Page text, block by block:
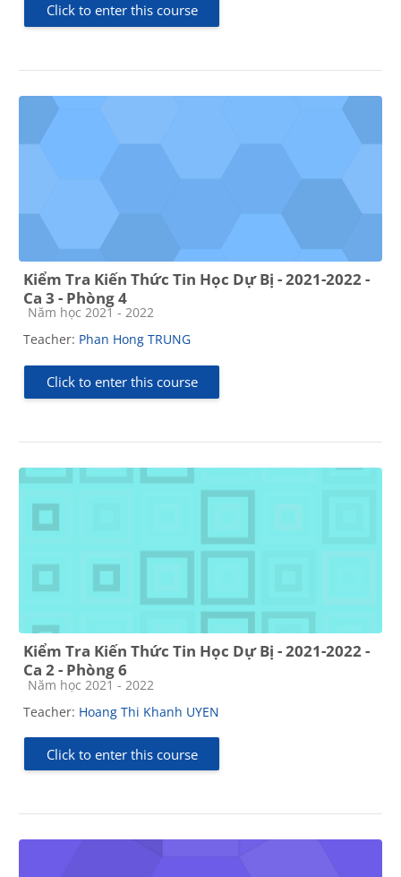
Click to enter this course
Kiểm Tra Kiến Thức Tin Học Dự Bị - 2021-2022 -
Ca 3 - Phòng 4
Course category
Năm học 2021 - 2022
Teacher: Phan Hong TRUNG
Click to enter this course
Kiểm Tra Kiến Thức Tin Học Dự Bị - 2021-2022 -
Ca 2 - Phòng 6
Course category
Năm học 2021 - 2022
Teacher: Hoang Thi Khanh UYEN
Click to enter this course